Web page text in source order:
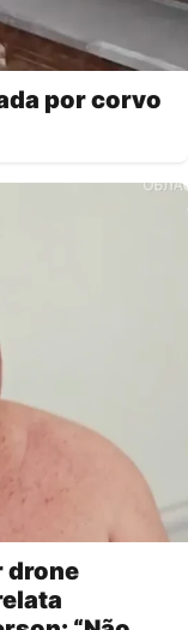
por corvo
drone